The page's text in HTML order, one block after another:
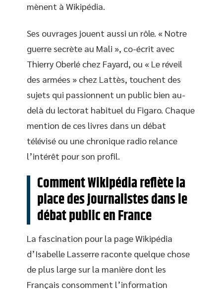
mènent à Wikipédia.
Ses ouvrages jouent aussi un rôle. « Notre
guerre secrète au Mali », co-écrit avec
Thierry Oberlé chez Fayard, ou « Le réveil
des armées » chez Lattès, touchent des
sujets qui passionnent un public bien au-
delà du lectorat habituel du Figaro. Chaque
mention de ces livres dans un débat
télévisé ou une chronique radio relance
l’intérêt pour son profil.
Comment Wikipédia reflète la
place des journalistes dans le
débat public en France
La fascination pour la page Wikipédia
d’Isabelle Lasserre raconte quelque chose
de plus large sur la manière dont les
Français consomment l’information